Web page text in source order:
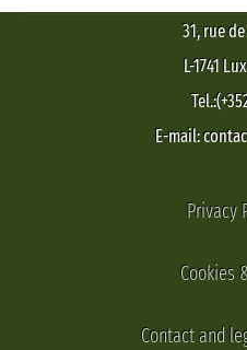
31, rue
L-1741
E-mail:
Privacy
Cookies
Contact and